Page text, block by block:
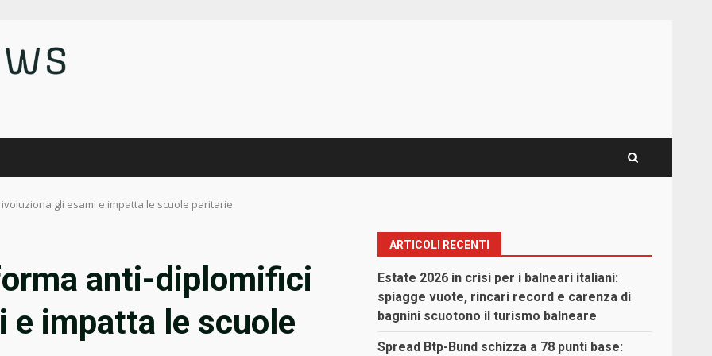
gli esami e impatta le scuole paritarie
anti-diplomifici
e impatta le scuole
ARTICOLI RECENTI
Estate 2026 in crisi per i balneari italiani:
spiagge vuote, rincari record e carenza di
bagnini scuotono il turismo balneare
Spread Btp-Bund schizza a 78 punti base: